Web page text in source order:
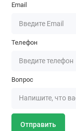
Email
Телефон
Вопрос
Отправить